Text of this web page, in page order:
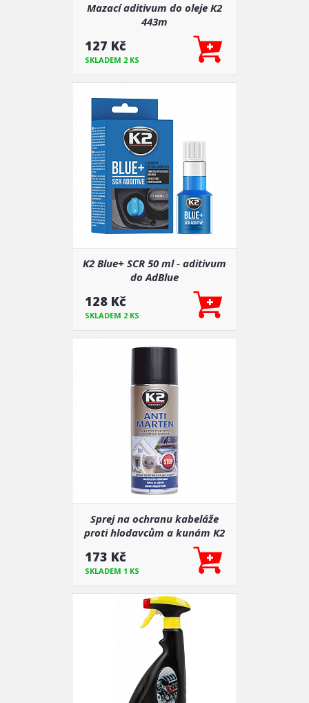
Mazací aditivum do oleje K2
443m
127 Kč
SKLADEM 2 KS
K2 Blue+ SCR 50 ml - aditivum
do AdBlue
128 Kč
SKLADEM 2 KS
Sprej na ochranu kabeláže
proti hlodavcům a kunám K2
173 Kč
SKLADEM 1 KS